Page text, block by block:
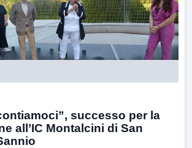
successo per la
all’IC Montalcini di San